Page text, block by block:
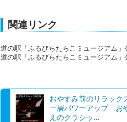
関連リンク
道の駅「ふるびらたらこミュージアム」
道の駅「ふるびらたらこミュージアム
おやすみ前のリラック
一層パワーアップ「お
えのクラシッ...